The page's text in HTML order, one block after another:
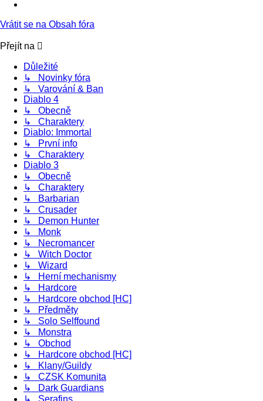
Vrátit se na Obsah fóra
Přejít na
Důležité
↳ Novinky fóra
↳ Varování & Ban
Diablo 4
↳ Obecně
↳ Charaktery
Diablo: Immortal
↳ První info
↳ Charaktery
Diablo 3
↳ Obecně
↳ Charaktery
↳ Barbarian
↳ Crusader
↳ Demon Hunter
↳ Monk
↳ Necromancer
↳ Witch Doctor
↳ Wizard
↳ Herní mechanismy
↳ Hardcore
↳ Hardcore obchod [HC]
↳ Předměty
↳ Solo Selffound
↳ Monstra
↳ Obchod
↳ Hardcore obchod [HC]
↳ Klany/Guildy
↳ CZSK Komunita
↳ Dark Guardians